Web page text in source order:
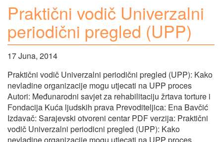
Praktični vodič Univerzalni
periodični pregled (UPP)
17 Juna, 2014
Praktični vodič Univerzalni periodični pregled (UPP): Kako
nevladine organizacije mogu utjecati na UPP proces
Autori: Međunarodni savjet za rehabilitaciju žrtava torture i
Fondacija Kuća ljudskih prava Prevoditeljica: Ena Bavčić
Izdavač: Sarajevski otvoreni centar PDF verzija: Praktični
vodič Univerzalni periodicni pregled (UPP): Kako
nevladine organizacije mogu utjecati na UPP proces